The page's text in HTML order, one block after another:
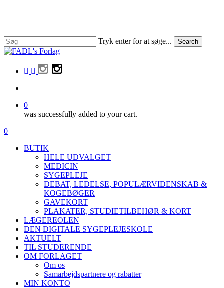
content
Tryk enter for at søge... Search
Close
facebook
linkedin
instagram
0
was successfully added to your cart.
Menu
search
0
BUTIK
HELE UDVALGET
MEDICIN
SYGEPLEJE
DEBAT, LEDELSE, POPULÆRVIDENSKAB &
KOGEBØGER
GAVEKORT
PLAKATER, STUDIETILBEHØR & KORT
LÆGEREOLEN
DEN DIGITALE SYGEPLEJESKOLE
AKTUELT
TIL STUDERENDE
OM FORLAGET
Om os
Samarbejdspartnere og rabatter
MIN KONTO
Menu